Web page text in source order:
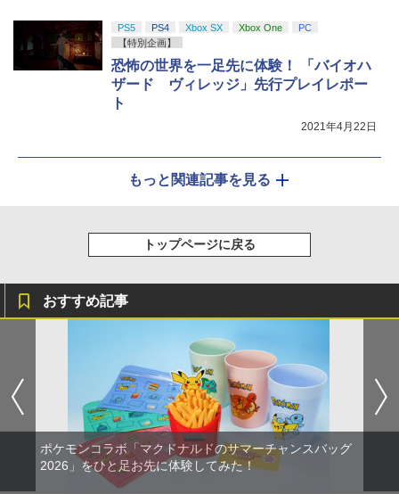
PS5 PS4 Xbox SX Xbox One
PC
【特別企画】
恐怖の世界を一足先に体験！ 「バイオハ
ザード ヴィレッジ」先行プレイレポー
ト
2021年4月22日
もっと関連記事を見る
トップページに戻る
おすすめ記事
ポケモンコラボ「マクドナルドのサマーチャンスバッグ
2026」をひと足お先に体験してみた！